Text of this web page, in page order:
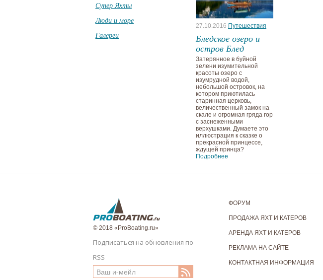
Супер Яхты
Люди и море
Галереи
27.10.2016 Путешествия
Бледское озеро и
остров Блед
Затерянное в буйной
зелени изумительной
красоты озеро с
изумрудной водой,
небольшой островок, на
котором приютилась
старинная церковь,
величественный замок на
скале и огромная гряда гор
с заснеженными
верхушками. Думаете это
иллюстрация к сказке о
прекрасной принцессе,
ждущей принца?
Подробнее
© 2018 «ProBoating.ru»
Подписаться на обновления по
RSS
ФОРУМ
ПРОДАЖА ЯХТ И КАТЕРОВ
АРЕНДА ЯХТ И КАТЕРОВ
РЕКЛАМА НА САЙТЕ
КОНТАКТНАЯ ИНФОРМАЦИЯ